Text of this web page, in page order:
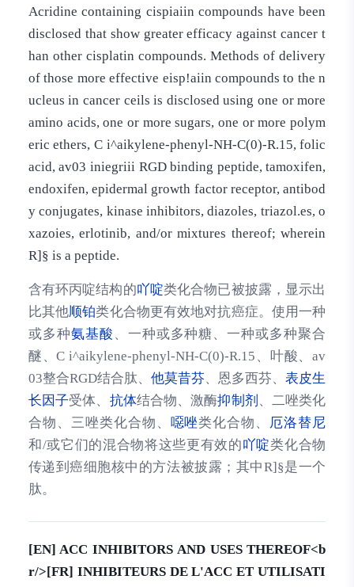
Acridine containing cispiaiin compounds have been
disclosed that show greater efficacy against cancer t
han other cisplatin compounds. Methods of delivery
of those more effective eisp!aiin compounds to the n
ucleus in cancer ceils is disclosed using one or more
amino acids, one or more sugars, one or more polym
eric ethers, C i^aikylene-phenyl-NH-C(0)-R.15, folic
acid, av03 iniegriii RGD binding peptide, tamoxifen,
endoxifen, epidermal growth factor receptor, antibod
y conjugates, kinase inhibitors, diazoles, triazol.es, o
xazoies, erlotinib, and/or mixtures thereof; wherein
R]§ is a peptide.
含有环丙啶结构的吖啶类化合物已被披露，显示出
比其他顺铂类化合物更有效地对抗癌症。使用一种
或多种氨基酸 、一种或多种糖、一种或多种聚合
醚、C i^aikylene-phenyl-NH-C(0)-R.15、叶酸、av
03整合RGD结合肽、 他莫昔芬 、恩多西芬、表皮生
长因子受体、 抗体结合物、激酶抑制剂
、二唑类化
合物、三唑类化合物、 噁唑类化合物、 厄洛替尼
和/或它们的混合物将这些更有效的吖啶类化合物
传递到癌细胞核中的方法被披露；其中R]§是一个
肽。
[EN] ACC INHIBITORS AND USES THEREOF<b
r/>[FR] INHIBITEURS DE L'ACC ET UTILISATI